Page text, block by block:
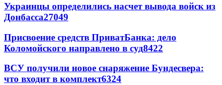
Украинцы определились насчет вывода войск из
Донбасса27049
Присвоение средств ПриватБанка: дело
Коломойского направлено в суд8422
ВСУ получили новое снаряжение Бундесвера:
что входит в комплект6324